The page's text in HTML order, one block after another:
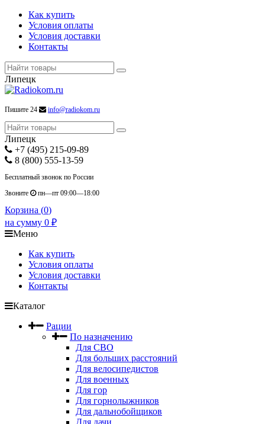
Как купить
Условия оплаты
Условия доставки
Контакты
Липецк
Пишите 24 info@radiokom.ru
Липецк
+7 (495) 215-09-89
8 (800) 555-13-59
Бесплатный звонок по России
Звоните
пн—пт 09:00—18:00
Корзина (0)
на сумму 0 ₽
Меню
Как купить
Условия оплаты
Условия доставки
Контакты
Каталог
Рации
По назначению
Для СВО
Для больших расстояний
Для велосипедистов
Для военных
Для гор
Для горнолыжников
Для дальнобойщиков
Для дачи